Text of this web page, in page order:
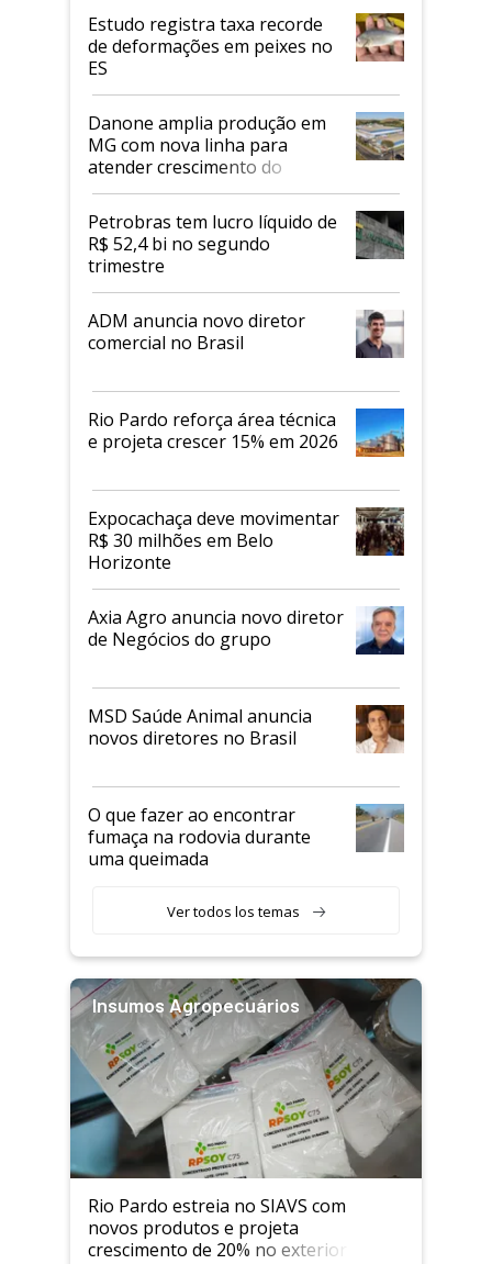
Estudo registra taxa recorde
de deformações em peixes no
ES
Danone amplia produção em
MG com nova linha para
atender crescimento do
mercado de alimentos
proteicos
Petrobras tem lucro líquido de
R$ 52,4 bi no segundo
trimestre
ADM anuncia novo diretor
comercial no Brasil
Rio Pardo reforça área técnica
e projeta crescer 15% em 2026
Expocachaça deve movimentar
R$ 30 milhões em Belo
Horizonte
Axia Agro anuncia novo diretor
de Negócios do grupo
MSD Saúde Animal anuncia
novos diretores no Brasil
O que fazer ao encontrar
fumaça na rodovia durante
uma queimada
Ver todos los temas
Insumos Agropecuários
Rio Pardo estreia no SIAVS com
novos produtos e projeta
crescimento de 20% no exterior